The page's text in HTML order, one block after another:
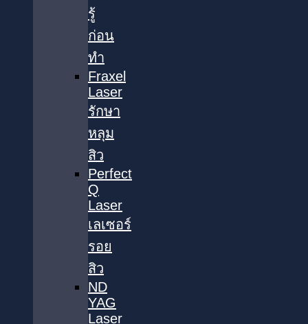
รู้
ก่อน
ทำ
Fraxel
Laser
รักษา
หลุม
สิว
Perfect
Q
Laser
เลเซอร์
รอย
สิว
ND
YAG
Laser